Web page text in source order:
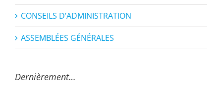
CONSEILS D’ADMINISTRATION
ASSEMBLÉES GÉNÉRALES
Dernièrement…